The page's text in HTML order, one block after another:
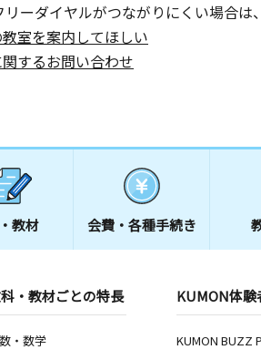
ウン教室
金 土
日
リーダイヤルがつながりにくい場合は
室を案内してほしい
するお問い合わせ
教材 会費・ 各種手続き
・教材ごとの特長
・数学
KUMON体験
KUMON BUZZ